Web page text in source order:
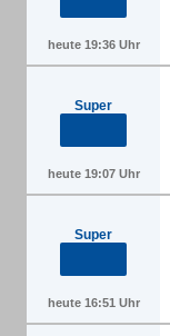
heute 19:36 Uhr
Super
heute 19:07 Uhr
Super
heute 16:51 Uhr